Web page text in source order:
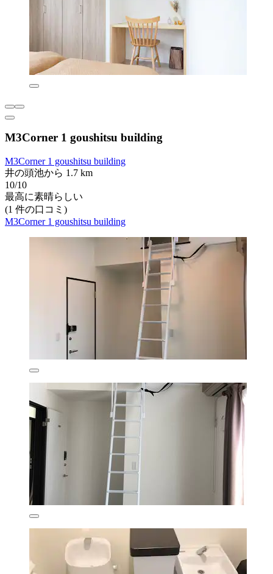
M3Corner 1 goushitsu building
M3Corner 1 goushitsu building
井の頭池から 1.7 km
10/10
最高に素晴らしい
(1 件の口コミ)
M3Corner 1 goushitsu building